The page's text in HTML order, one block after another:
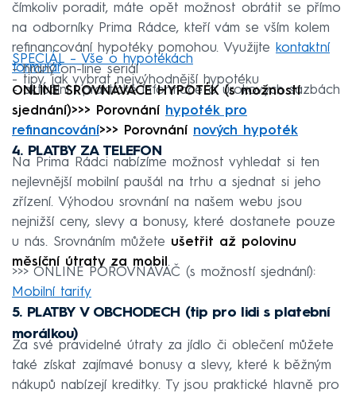
čímkoliv poradit, máte opět možnost obrátit se přímo
na odborníky Prima Rádce, kteří vám se vším kolem
refinancování hypotéky pomohou. Využijte kontaktní
formulář.
SPECIÁL – Vše o hypotékách
- hraný on-line seriál
- tipy, jak vybrat nejvýhodnější hypotéku
- aktuální i praktické informace o úrokových sazbách
ONLINE SROVNÁVAČE HYPOTÉK (s možností
sjednání)>>> Porovnání hypoték pro
refinancování>>> Porovnání nových hypoték
4. PLATBY ZA TELEFON
Na Prima Rádci nabízíme možnost vyhledat si ten
nejlevnější mobilní paušál na trhu a sjednat si jeho
zřízení. Výhodou srovnání na našem webu jsou
nejnižší ceny, slevy a bonusy, které dostanete pouze
u nás. Srovnáním můžete ušetřit až polovinu
měsíční útraty za mobil .
>>> ONLINE POROVNÁVAČ (s možností sjednání):
Mobilní tarify
5. PLATBY V OBCHODECH (tip pro lidi s platební
morálkou)
Za své pravidelné útraty za jídlo či oblečení můžete
také získat zajímavé bonusy a slevy, které k běžným
nákupů nabízejí kreditky. Ty jsou praktické hlavně pro